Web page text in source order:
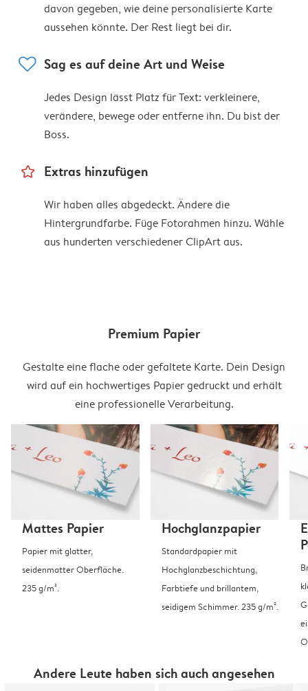
davon gegeben, wie deine personalisierte Karte
aussehen könnte. Der Rest liegt bei dir.
heart Sag es auf deine Art und Weise
Jedes Design lässt Platz für Text: verkleinere,
verändere, bewege oder entferne ihn. Du bist der
Boss.
star_outline Extras hinzufügen
Wir haben alles abgedeckt. Ändere die
Hintergrundfarbe. Füge Fotorahmen hinzu. Wähle
aus hunderten verschiedener ClipArt aus.
Premium Papier
Gestalte eine flache oder gefaltete Karte. Dein Design
wird auf ein hochwertiges Papier gedruckt und erhält
eine professionelle Verarbeitung.
Mattes Papier
Papier mit glatter,
seidenmatter Oberfläche.
235 g/m².
Hochglanzpapier
Standardpapier mit
Hochglanzbeschichtung,
Farbtiefe und brillantem,
seidigem Schimmer. 235 g/m².
Andere Leute haben sich auch angesehen